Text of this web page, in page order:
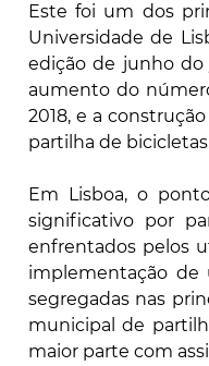
Este foi um dos
Universidade de
edição de junho
aumento do
2018, e a
partilha de
Em Lisboa, o
significativo por
enfrentados pelos
implementação de
segregadas nas
municipal de
maior parte com